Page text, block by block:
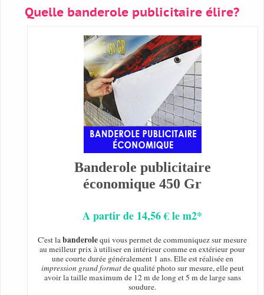
Quelle banderole publicitaire élire?
Banderole publicitaire
économique 450 Gr
A partir de 14,56 € le m2*
C'est labanderolequi vous permet de communiquez sur mesure
au meilleur prix à utiliser en intérieur comme en extérieur pour
une courte durée généralement 1 ans. Elle est réalisée en
impression grand formatde qualité photo sur mesure, elle peut
avoir la taille maximum de 12 m de long et 5 m de large sans
soudure.